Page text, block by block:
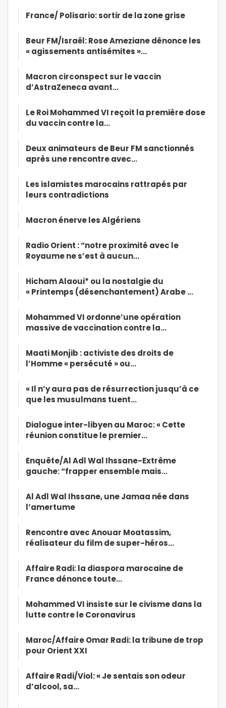
France/ Polisario: sortir de la zone grise
Beur FM/Israël: Rose Ameziane dénonce les
« agissements antisémites »…
Macron circonspect sur le vaccin
d’AstraZeneca avant…
Le Roi Mohammed VI reçoit la première dose
du vaccin contre la…
Deux animateurs de Beur FM sanctionnés
après une rencontre avec…
Les islamistes marocains rattrapés par
leurs contradictions
Macron énerve les Algériens
Radio Orient : “notre proximité avec le
Royaume ne s’est à aucun…
Hicham Alaoui* ou la nostalgie du
« Printemps (désenchantement) Arabe …
Mohammed VI ordonne’une opération
massive de vaccination contre la…
Maati Monjib : activiste des droits de
l’Homme « persécuté » ou…
« Il n’y aura pas de résurrection jusqu’à ce
que les musulmans tuent…
Dialogue inter-libyen au Maroc: « Cette
réunion constitue le premier…
Enquête/Al Adl Wal Ihssane-Extrême
gauche: “frapper ensemble mais…
Al Adl Wal Ihssane, une Jamaa née dans
l’amertume
Rencontre avec Anouar Moatassim,
réalisateur du film de super-héros…
Affaire Radi: la diaspora marocaine de
France dénonce toute…
Mohammed VI insiste sur le civisme dans la
lutte contre le Coronavirus
Maroc/Affaire Omar Radi: la tribune de trop
pour Orient XXI
Affaire Radi/Viol: « Je sentais son odeur
d’alcool, sa…